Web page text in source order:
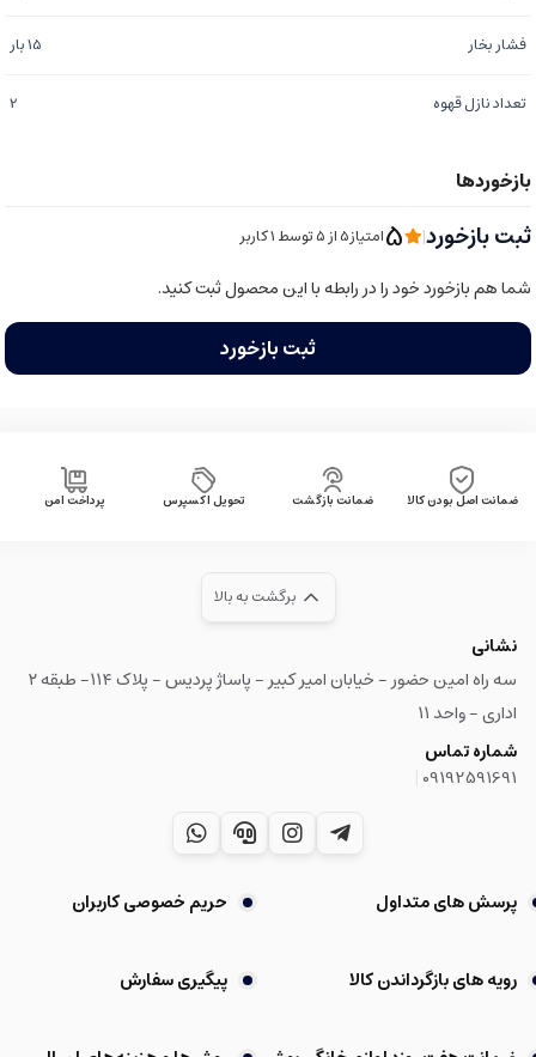
فشار بخار 15 بار
تعداد نازل قهوه 2
ثبت بازخورد|
5امتیاز5 از ۵ توسط 1 کاربر
شما هم بازخورد خود را در رابطه با این محصول ثبت کنید.
ثبت بازخورد
ضمانت اصل بودن کالا ضمانت بازگشت تحویل اکسپرس پرداخت امن
برگشت به بالا
نشانی
سه راه امین حضور - خیابان امیر کبیر - پاساژ پردیس - پلاک ۱۱۴- طبقه ۲
اداری - واحد ۱۱
شماره تماس
09192591691
پرسش های متداول حریم خصوصی کاربران
رویه های بازگرداندن کالا پیگیری سفارش